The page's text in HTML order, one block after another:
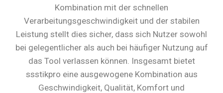
Kombination mit der schnellen
Verarbeitungsgeschwindigkeit und der stabilen
Leistung stellt dies sicher, dass sich Nutzer sowohl
bei gelegentlicher als auch bei häufiger Nutzung auf
das Tool verlassen können. Insgesamt bietet
ssstikpro eine ausgewogene Kombination aus
Geschwindigkeit, Qualität, Komfort und